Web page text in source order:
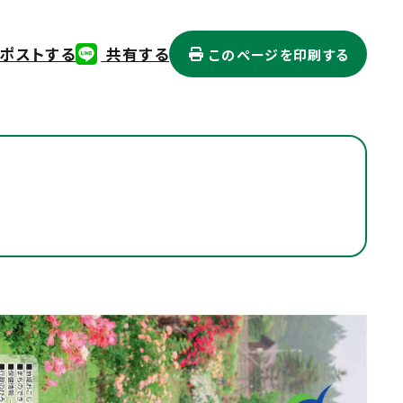
ストする 共有する このページを印刷する